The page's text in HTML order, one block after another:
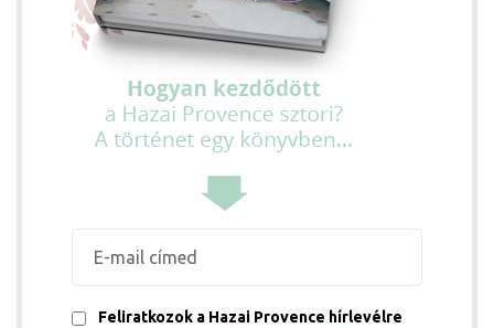
Feliratkozok a Hazai Provence hírlevélre